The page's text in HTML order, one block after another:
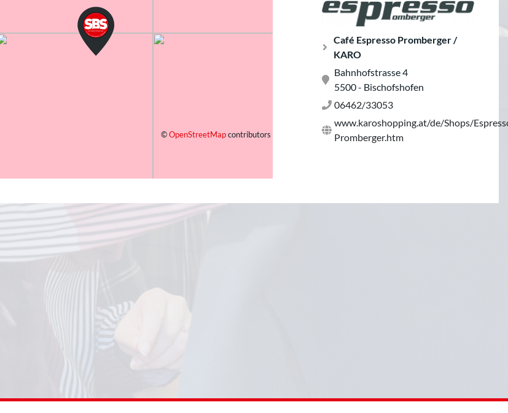
©OpenStreetMapcontributors
Café Espresso Promberger /
KARO
Bahnhofstrasse 4
5500 - Bischofshofen
06462/33053
www.karoshopping.at/de/Shops/
Promberger.htm